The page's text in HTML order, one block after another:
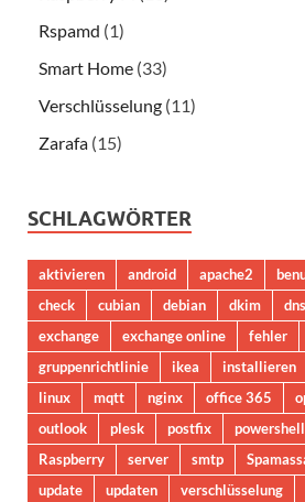
Rspamd (1)
Smart Home (33)
Verschlüsselung (11)
Zarafa (15)
SCHLAGWÖRTER
aktivieren android apache2
check
cubian debian dkim dns
exchange
exchange online fehler
gruppenrichtlinie
ikea installieren
linux
mqtt nginx office 365
outlook
plesk postfix powershell
Raspberry
server smtp
update
updaten verschlüsselung